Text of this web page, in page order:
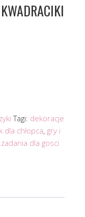
Tagi: dekoracje
chłopca, gry i
zadania dla gosci